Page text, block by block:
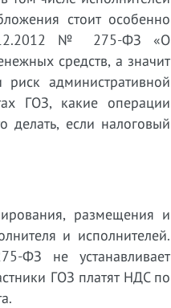
стоит особенно
№ 275-ФЗ «О
средств, а значит
административной
ГОЗ, какие операции
делать, если налоговый
размещения и
и исполнителей.
ФЗ не устанавливает
ГОЗ платят НДС по